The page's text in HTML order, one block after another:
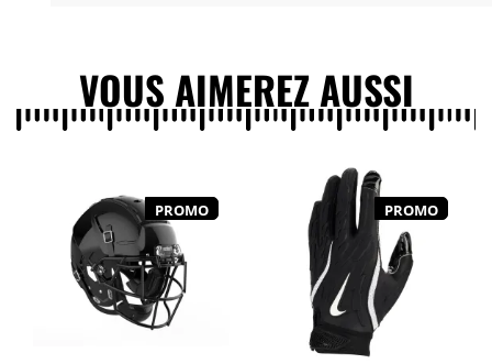
VOUS AIMEREZ AUSSI
PROMO PROMO